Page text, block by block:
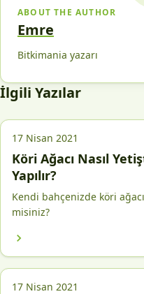
ABOUT THE AUTHOR
Emre
Bitkimania yazarı
İlgili Yazılar
17 Nisan 2021
Köri Ağacı Nasıl
Yapılır?
Kendi bahçenizde köri
misiniz?
17 Nisan 2021